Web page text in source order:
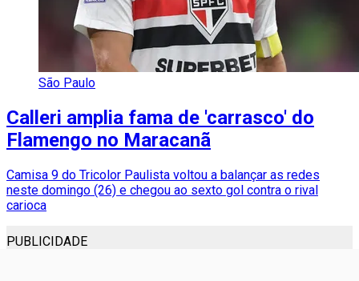
São Paulo
Calleri amplia fama de 'carrasco' do
Flamengo no Maracanã
Camisa 9 do Tricolor Paulista voltou a balançar as redes
neste domingo (26) e chegou ao sexto gol contra o rival
carioca
PUBLICIDADE